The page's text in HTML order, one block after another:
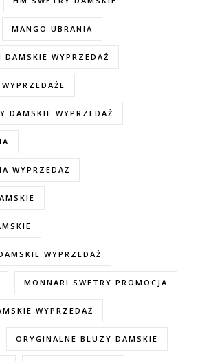
MANGO UBRANIA
WYPRZEDAŻ
DAMSKIE WYPRZEDAŻ
WYPRZEDAŻ
WYPRZEDAŻ
MONNARI SWETRY PROMOCJA
WYPRZEDAŻ
ORYGINALNE BLUZY DAMSKIE